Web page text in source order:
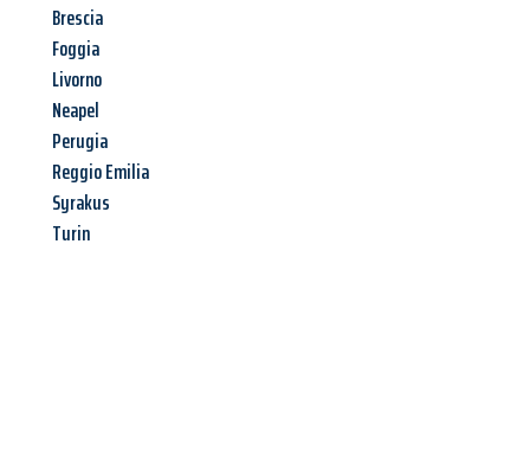
Brescia
Foggia
Livorno
Neapel
Perugia
Reggio Emilia
Syrakus
Turin